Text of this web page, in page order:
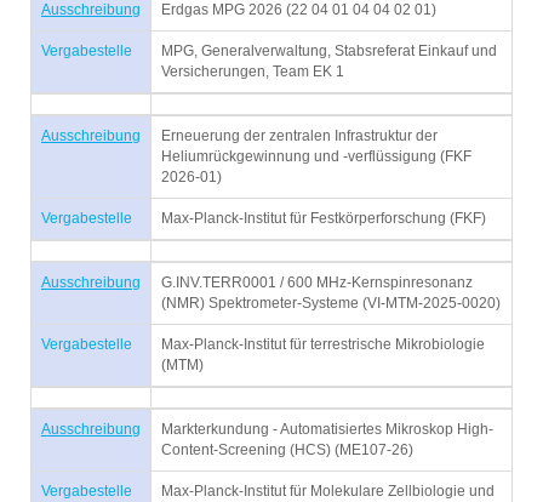
Ausschreibung Erdgas MPG 2026 (22 04 01 04 04 02 01)
Vergabestelle
MPG, Generalverwaltung, Stabsreferat Einkauf und
Versicherungen, Team EK 1
Ausschreibung
Erneuerung der zentralen Infrastruktur der
Heliumrückgewinnung und -verflüssigung (FKF
2026-01)
Vergabestelle Max-Planck-Institut für Festkörperforschung (FKF)
Ausschreibung
G.INV.TERR0001 / 600 MHz-Kernspinresonanz
(NMR) Spektrometer-Systeme (VI-MTM-2025-0020)
Vergabestelle
Max-Planck-Institut für terrestrische Mikrobiologie
(MTM)
Ausschreibung
Markterkundung - Automatisiertes Mikroskop High-
Content-Screening (HCS) (ME107-26)
Vergabestelle
Max-Planck-Institut für Molekulare Zellbiologie und